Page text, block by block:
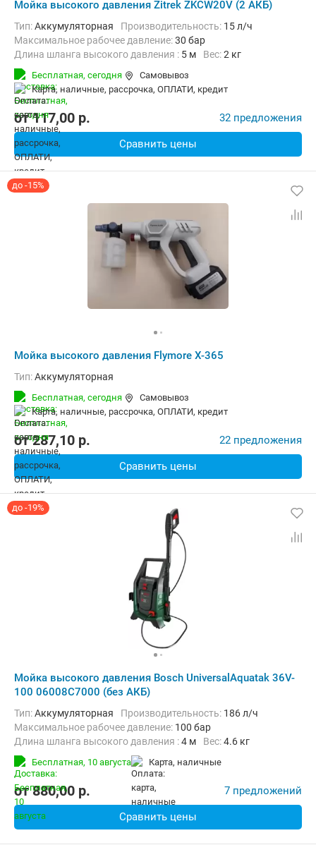
Мойка высокого давления Zitrek ZKCW20V (2 АКБ)
Тип:Аккумуляторная Производительность: 15 л/ч
Максимальное рабочее давление:30 бар
Длина шланга высокого давления : 5 м Вес:2 кг
Бесплатная, сегодня
Самовывоз
карта, наличные, рассрочка, ОПЛАТИ, кредит
от117,00 p. 32 предложения
Сравнить цены
до -15%
Мойка высокого давления Flymore X-365
Тип:Аккумуляторная
Бесплатная, сегодня
Самовывоз
карта, наличные, рассрочка, ОПЛАТИ, кредит
от287,10 p. 22 предложения
Сравнить цены
до -19%
Мойка высокого давления Bosch UniversalAquatak 36V-
100 06008C7000 (без АКБ)
Тип:Аккумуляторная Производительность: 186 л/ч
Максимальное рабочее давление: 100 бар
Длина шланга высокого давления :4 м Вес:4.6 кг
Бесплатная, 10 августа карта, наличные
от880,00 p. 7 предложений
Сравнить цены